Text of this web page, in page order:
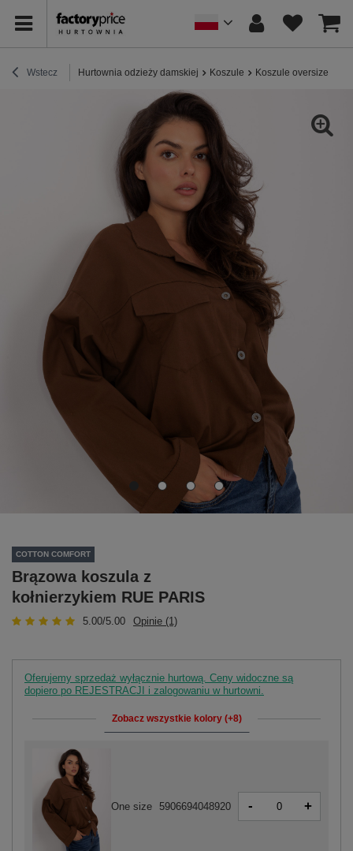
Wstecz Hurtownia odzieży damskiej Koszule Koszule oversize
COTTON COMFORT
Brązowa koszula z
kołnierzykiem RUE PARIS
5.00/5.00 Opinie (1)
Oferujemy sprzedaż wyłącznie hurtową. Ceny widoczne są
dopiero po REJESTRACJI i zalogowaniu w hurtowni.
Zobacz wszystkie kolory (+8)
One size 5906694048920 - +